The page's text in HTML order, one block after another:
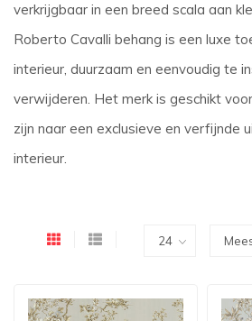
verkrijgbaar in een breed scala aan
Roberto Cavalli behang is een luxe
interieur, duurzaam en eenvoudig te
verwijderen. Het merk is geschikt
zijn naar een exclusieve en verfijnde
interieur.